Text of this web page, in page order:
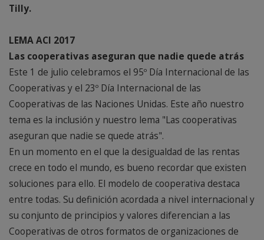
Tilly.
LEMA ACI 2017
Las cooperativas aseguran que nadie quede atrás
Este 1 de julio celebramos el 95º Día Internacional de las
Cooperativas y el 23º Día Internacional de las
Cooperativas de las Naciones Unidas. Este año nuestro
tema es la inclusión y nuestro lema "Las cooperativas
aseguran que nadie se quede atrás".
En un momento en el que la desigualdad de las rentas
crece en todo el mundo, es bueno recordar que existen
soluciones para ello. El modelo de cooperativa destaca
entre todas. Su definición acordada a nivel internacional y
su conjunto de principios y valores diferencian a las
Cooperativas de otros formatos de organizaciones de